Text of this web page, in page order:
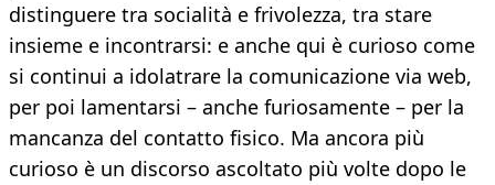
distinguere tra socialità e frivolezza, tra stare
insieme e incontrarsi: e anche qui è curioso come
si continui a idolatrare la comunicazione via web,
per poi lamentarsi – anche furiosamente – per la
mancanza del contatto fisico. Ma ancora più
curioso è un discorso ascoltato più volte dopo le